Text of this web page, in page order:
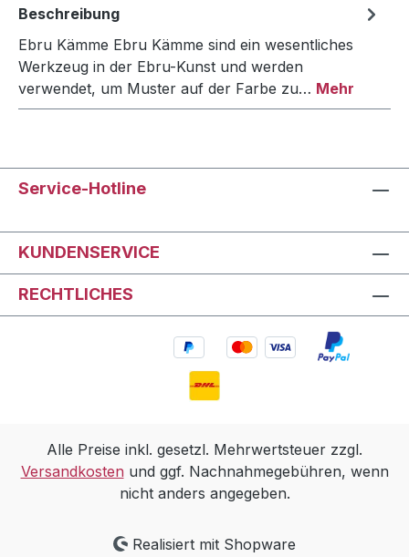
Beschreibung
Ebru Kämme Ebru Kämme sind ein wesentliches
Werkzeug in der Ebru-Kunst und werden
verwendet, um Muster auf der Farbe zu… Mehr
Service-Hotline
KUNDENSERVICE
RECHTLICHES
Alle Preise inkl. gesetzl. Mehrwertsteuer zzgl.
Versandkostenund ggf. Nachnahmegebühren, wenn
nicht anders angegeben.
Realisiert mit Shopware